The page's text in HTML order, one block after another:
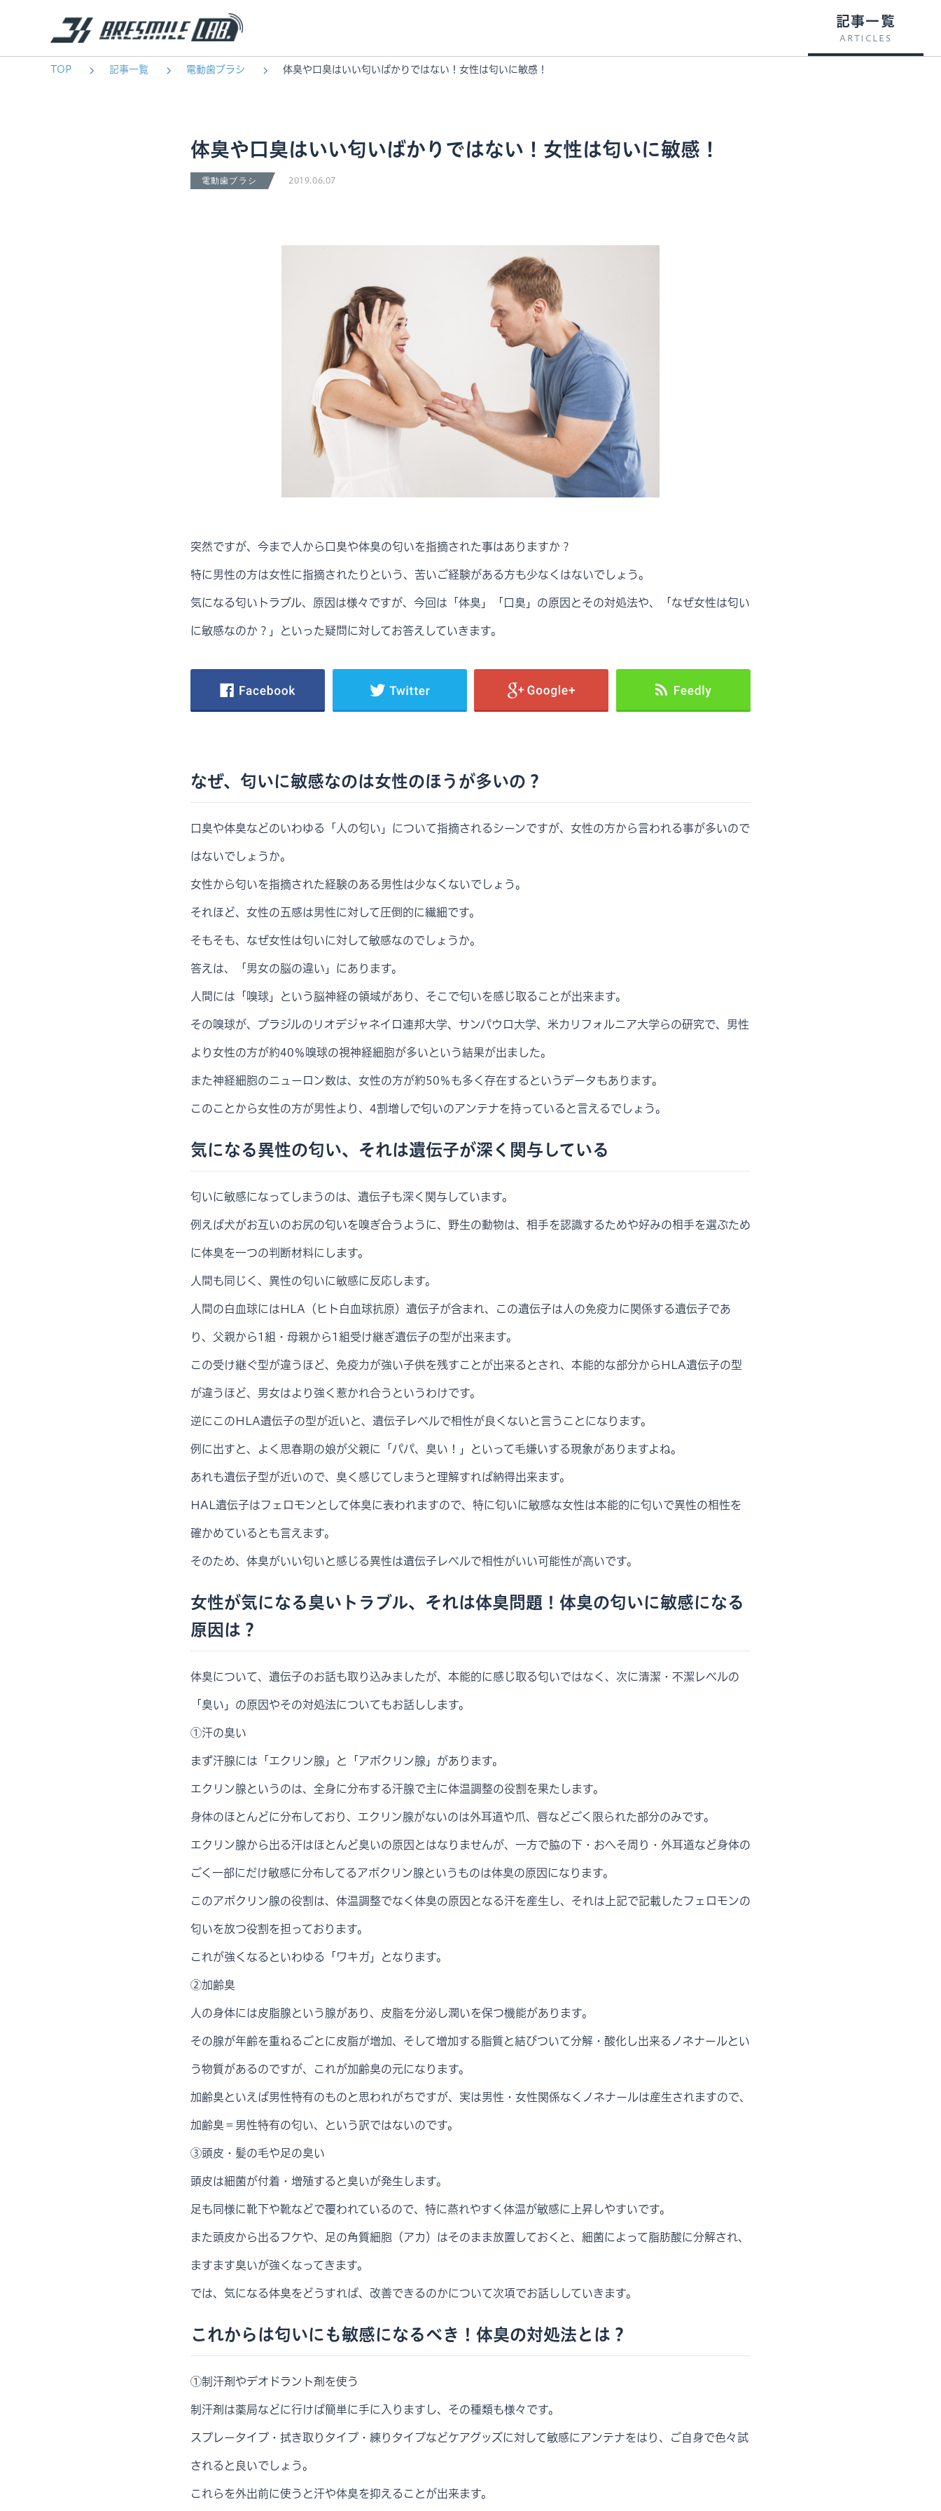
記事一覧
ARTICLES
TOP 記事一覧 電動歯ブラシ 体臭や口臭はいい匂いばかりではない！女性は匂いに敏感！
体臭や口臭はいい匂いばかりではない！女性は匂いに敏感！
電動歯ブラシ 2019.06.07
突然ですが、今まで人から口臭や体臭の匂いを指摘された事はありますか？
特に男性の方は女性に指摘されたりという、苦いご経験がある方も少なくはないでしょう。
気になる匂いトラブル、原因は様々ですが、今回は「体臭」「口臭」の原因とその対処法や、「なぜ女性は匂い
に敏感なのか？」といった疑問に対してお答えしていきます。
なぜ、匂いに敏感なのは女性のほうが多いの？
口臭や体臭などのいわゆる「人の匂い」について指摘されるシーンですが、女性の方から言われる事が多いので
はないでしょうか。
女性から匂いを指摘された経験のある男性は少なくないでしょう。
それほど、女性の五感は男性に対して圧倒的に繊細です。
そもそも、なぜ女性は匂いに対して敏感なのでしょうか。
答えは、「男女の脳の違い」にあります。
人間には「嗅球」という脳神経の領域があり、そこで匂いを感じ取ることが出来ます。
その嗅球が、ブラジルのリオデジャネイロ連邦大学、サンパウロ大学、米カリフォルニア大学らの研究で、男性
より女性の方が約40％嗅球の視神経細胞が多いという結果が出ました。
また神経細胞のニューロン数は、女性の方が約50％も多く存在するというデータもあります。
このことから女性の方が男性より、4割増しで匂いのアンテナを持っていると言えるでしょう。
気になる異性の匂い、それは遺伝子が深く関与している
匂いに敏感になってしまうのは、遺伝子も深く関与しています。
例えば犬がお互いのお尻の匂いを嗅ぎ合うように、野生の動物は、相手を認識するためや好みの相手を選ぶため
に体臭を一つの判断材料にします。
人間も同じく、異性の匂いに敏感に反応します。
人間の白血球にはHLA（ヒト白血球抗原）遺伝子が含まれ、この遺伝子は人の免疫力に関係する遺伝子であ
り、父親から1組・母親から1組受け継ぎ遺伝子の型が出来ます。
この受け継ぐ型が違うほど、免疫力が強い子供を残すことが出来るとされ、本能的な部分からHLA遺伝子の型
が違うほど、男女はより強く惹かれ合うというわけです。
逆にこのHLA遺伝子の型が近いと、遺伝子レベルで相性が良くないと言うことになります。
例に出すと、よく思春期の娘が父親に「パパ、臭い！」といって毛嫌いする現象がありますよね。
あれも遺伝子型が近いので、臭く感じてしまうと理解すれば納得出来ます。
HAL遺伝子はフェロモンとして体臭に表われますので、特に匂いに敏感な女性は本能的に匂いで異性の相性を
確かめているとも言えます。
そのため、体臭がいい匂いと感じる異性は遺伝子レベルで相性がいい可能性が高いです。
女性が気になる臭いトラブル、それは体臭問題！体臭の匂いに敏感になる
原因は？
体臭について、遺伝子のお話も取り込みましたが、本能的に感じ取る匂いではなく、次に清潔・不潔レベルの
「臭い」の原因やその対処法についてもお話しします。
①汗の臭い
まず汗腺には「エクリン腺」と「アポクリン腺」があります。
エクリン腺というのは、全身に分布する汗腺で主に体温調整の役割を果たします。
身体のほとんどに分布しており、エクリン腺がないのは外耳道や爪、唇などごく限られた部分のみです。
エクリン腺から出る汗はほとんど臭いの原因とはなりませんが、一方で脇の下・おへそ周り・外耳道など身体の
ごく一部にだけ敏感に分布してるアポクリン腺というものは体臭の原因になります。
このアポクリン腺の役割は、体温調整でなく体臭の原因となる汗を産生し、それは上記で記載したフェロモンの
匂いを放つ役割を担っております。
これが強くなるといわゆる「ワキガ」となります。
②加齢臭
人の身体には皮脂腺という腺があり、皮脂を分泌し潤いを保つ機能があります。
その腺が年齢を重ねるごとに皮脂が増加、そして増加する脂質と結びついて分解・酸化し出来るノネナールとい
う物質があるのですが、これが加齢臭の元になります。
加齢臭といえば男性特有のものと思われがちですが、実は男性・女性関係なくノネナールは産生されますので、
加齢臭＝男性特有の匂い、という訳ではないのです。
③頭皮・髪の毛や足の臭い
頭皮は細菌が付着・増殖すると臭いが発生します。
足も同様に靴下や靴などで覆われているので、特に蒸れやすく体温が敏感に上昇しやすいです。
また頭皮から出るフケや、足の角質細胞（アカ）はそのまま放置しておくと、細菌によって脂肪酸に分解され、
ますます臭いが強くなってきます。
では、気になる体臭をどうすれば、改善できるのかについて次項でお話ししていきます。
これからは匂いにも敏感になるべき！体臭の対処法とは？
①制汗剤やデオドラント剤を使う
制汗剤は薬局などに行けば簡単に手に入りますし、その種類も様々です。
スプレータイプ・拭き取りタイプ・練りタイプなどケアグッズに対して敏感にアンテナをはり、ご自身で色々試
されると良いでしょう。
これらを外出前に使うと汗や体臭を抑えることが出来ます。